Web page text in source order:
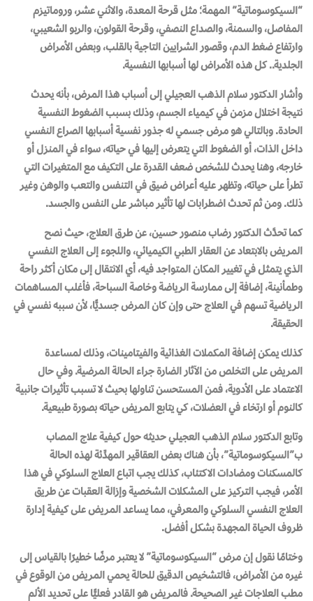
“السيكوسوماتية” المهمة؛ مثل قرحة المعدة، والاثني عشر، وروماتيزم
المفاصل، والسمنة، والصداع النصفي، وقرحة القولون، والربو الشعيبي،
وارتفاع ضغط الدم، وقصور الشرايين التاجية بالقلب، وبعض الأمراض
الجلدية.. كل هذه الأمراض لها أسبابها النفسية.
وأشار الدكتور سلام الذهب العجيلي إلى أسباب هذا المرض، بأنه يحدث
نتيجة اختلال مزمن في كيمياء الجسم، وذلك بسبب الضغوط النفسية
الحادة. وبالتالي هو مرض جسمي له جذور نفسية أسبابها الصراع النفسي
داخل الذات، أو الضغوط التي يتعرض إليها في حياته، سواء في المنزل أو
خارجه، وهنا يحدث للشخص ضعف القدرة على التكيف مع المتغيرات التي
تطرأ على حياته، وتظهر عليه أعراض ضيق في التنفس والتعب والوهن وغير
ذلك. ومن ثم تحدث اضطرابات لها تأثير مباشر على النفس والجسد.
كما تحدَّث الدكتور رضاب منصور حسين، عن طرق العلاج، حيث نصح
المريض بالابتعاد عن العقار الطبي الكيميائي، واللجوء إلى العلاج النفسي
الذي يتمثل في تغيير المكان المتواجد فيه، أي الانتقال إلى مكان أكثر راحة
وطمأنينة، إضافة إلى ممارسة الرياضة وخاصة السباحة، فأغلب المساهمات
الرياضية تسهم في العلاج حتى وإن كان المرض جسديًّا، لأن سببه نفسي في
الحقيقة.
كذلك يمكن إضافة المكملات الغذائية والفيتامينات، وذلك لمساعدة
المريض على التخلص من الآثار الضارة جراء الحالة المرضية. وفي حال
الاعتماد على الأدوية، فمن المستحسن تناولها بحيث لا تسبب تأثيرات جانبية
كالنوم أو ارتخاء في العضلات، كي يتابع المريض حياته بصورة طبيعية.
وتابع الدكتور سلام الذهب العجيلي حديثه حول كيفية علاج المصاب
ب”السيكوسوماتية”، بأن هناك بعض العقاقير المهدِّئة لهذه الحالة
كالمسكنات ومضادات الاكتئاب، كذلك يجب اتباع العلاج السلوكي في هذا
الأمر، فيجب التركيز على المشكلات الشخصية وإزالة العقبات عن طريق
العلاج النفسي السلوكي والمعرفي، مما يساعد المريض على كيفية إدارة
ظروف الحياة المجهدة بشكل أفضل.
وختامًا نقول إن مرض “السيكوسوماتية” لا يعتبر مرضًا خطيرًا بالقياس إلى
غيره من الأمراض، فالتشخيص الدقيق للحالة يحمي المريض من الوقوع في
مطب العلاجات غير الصحيحة. فالمريض هو القادر فعليًّا على تحديد الألم